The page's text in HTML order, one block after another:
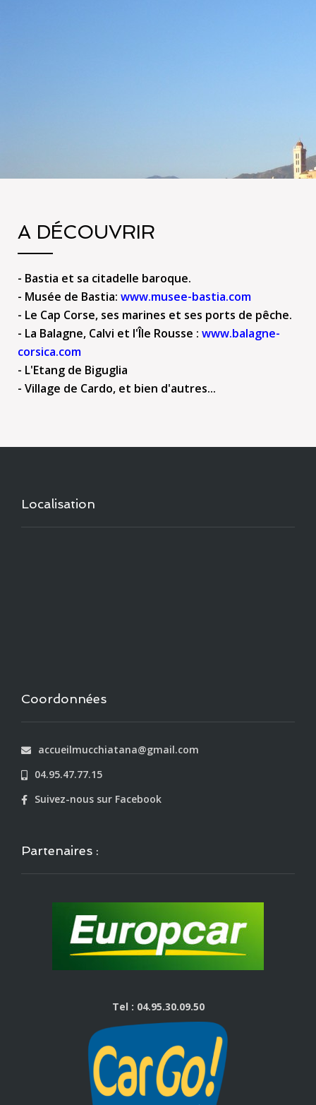
A DÉCOUVRIR
- Bastia et sa citadelle baroque.
- Musée de Bastia: www.musee-bastia.com
- Le Cap Corse, ses marines et ses ports de pêche.
- La Balagne, Calvi et l'Île Rousse : www.balagne-
corsica.com
- L'Etang de Biguglia
- Village de Cardo, et bien d'autres...
Localisation
Coordonnées
accueilmucchiatana@gmail.com
04.95.47.77.15
Suivez-nous sur Facebook
Partenaires :
Tel : 04.95.30.09.50